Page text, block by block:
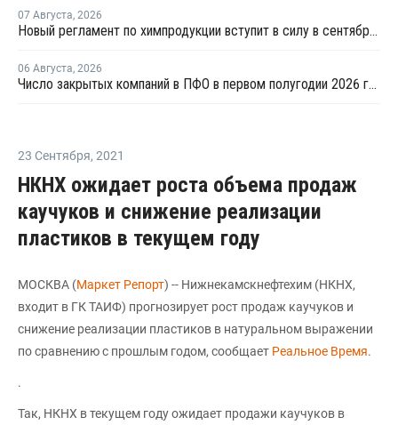
07 Августа, 2026
Новый регламент по химпродукции вступит в силу в сентябре 2027 года
06 Августа, 2026
Число закрытых компаний в ПФО в первом полугодии 2026 года вдвое превысило число новых
23 Сентября, 2021
НКНХ ожидает роста объема продаж
каучуков и снижение реализации
пластиков в текущем году
МОСКВА (Маркет Репорт) -- Нижнекамскнефтехим (НКНХ,
входит в ГК ТАИФ) прогнозирует рост продаж каучуков и
снижение реализации пластиков в натуральном выражении
по сравнению с прошлым годом, сообщает Реальное Время.
.
Так, НКНХ в текущем году ожидает продажи каучуков в